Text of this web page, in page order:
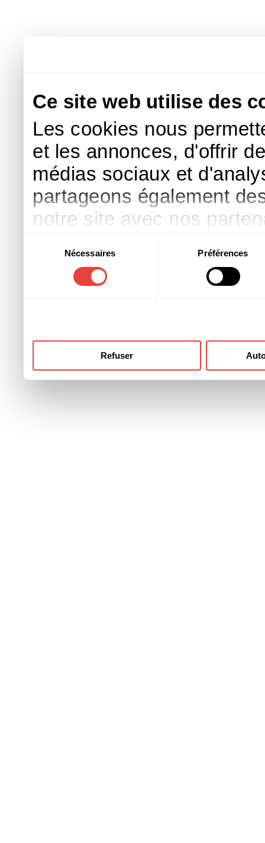
Ce site web utilise des
Les cookies nous
et les annonces, d'offrir
médias sociaux et
partageons également
notre site avec nos
d'autres informations
ont collectées lors de
consentement
Nécessaires Préférences
Refuser